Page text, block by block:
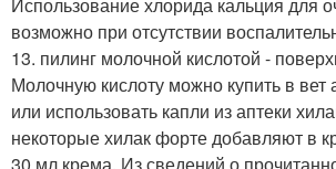
Использование хлорида кальция для
возможно при отсутствии
13. пилинг молочной кислотой -
Молочную кислоту можно купить в вет
или использовать капли из аптеки
некоторые хилак форте добавляют в